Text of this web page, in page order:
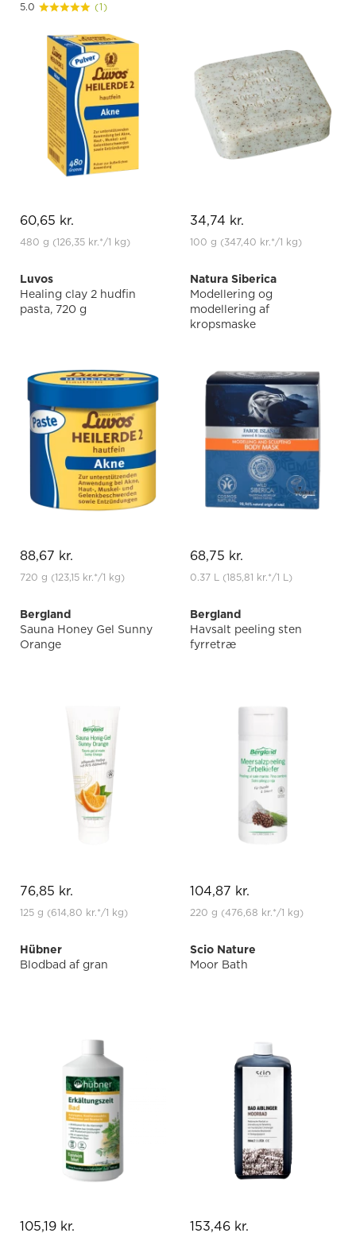
5.0 (1)
60,65 kr.
480 g (126,35 kr.*/1 kg)
34,74 kr.
100 g (347,40 kr.*/1 kg)
Luvos
Healing clay 2 hudfin
pasta, 720 g
88,67 kr.
720 g (123,15 kr.*/1 kg)
Natura Siberica
Modellering og
modellering af
kropsmaske
68,75 kr.
0.37 L (185,81 kr.*/1 L)
Bergland
Sauna Honey Gel Sunny
Orange
76,85 kr.
125 g (614,80 kr.*/1 kg)
Bergland
Havsalt peeling sten
fyrretræ
104,87 kr.
220 g (476,68 kr.*/1 kg)
Hübner
Blodbad af gran
105,19 kr.
Scio Nature
Moor Bath
153,46 kr.